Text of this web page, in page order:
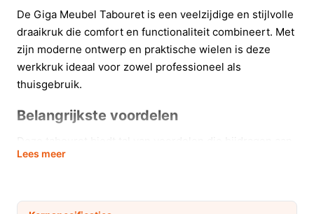
De Giga Meubel Tabouret is een veelzijdige en stijlvolle
draaikruk die comfort en functionaliteit combineert. Met
zijn moderne ontwerp en praktische wielen is deze
werkkruk ideaal voor zowel professioneel als
thuisgebruik.
Belangrijkste voordelen
een efficiënte werkomgeving.
perfect voor verschillende lichaamstypes.
Lees meer